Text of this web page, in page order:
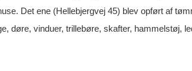
Det ene (Hellebjergvej 45) blev opført af
døre, vinduer, trillebøre, skafter, hammelstøj,